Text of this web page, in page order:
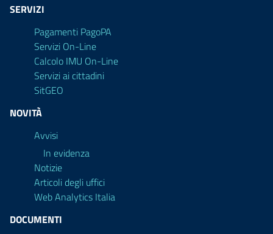
SERVIZI
Pagamenti PagoPA
Servizi On-Line
Calcolo IMU On-Line
Servizi ai cittadini
SitGEO
NOVITÀ
Avvisi
In evidenza
Notizie
Articoli degli uffici
Web Analytics Italia
DOCUMENTI